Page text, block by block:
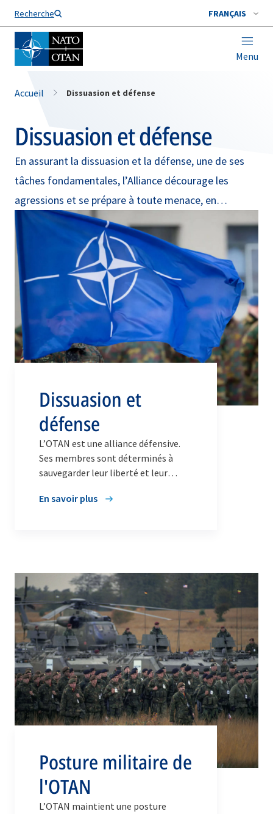
Recherche FRANÇAIS
Menu
Nom de famille*
Accueil Dissuasion et défense
Dissuasion et défense
En assurant la dissuasion et la défense, une de ses
tâches fondamentales, l’Alliance décourage les
agressions et se prépare à toute menace, en
application de l’article 5 de son traité fondateur.
Dissuasion et
défense
L’OTAN est une alliance défensive.
Ses membres sont déterminés à
sauvegarder leur liberté et leur
menaces, d’où qu’elles viennent. Vu
leur engagement pour la défense
mutuelle, inscrit dans l’article 5.
En savoir plus
Posture militaire de
l'OTAN
L’OTAN maintient une posture